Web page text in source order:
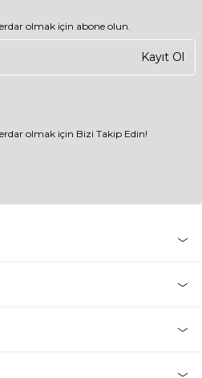
olmak için abone olun.
Kayıt Ol
olmak için Bizi Takip Edin!